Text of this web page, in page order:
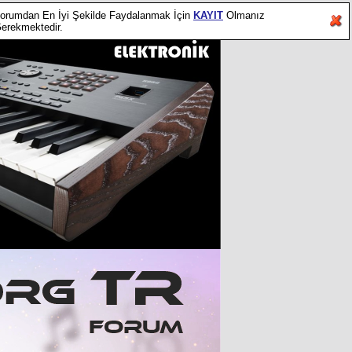
En İyi Şekilde Faydalanmak İçin KAYIT Olmanız